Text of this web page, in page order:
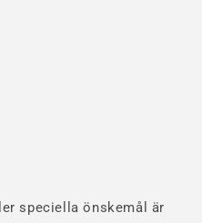
speciella önskemål är